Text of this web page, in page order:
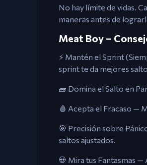
No hay límite de vidas.
maneras antes de
Meat Boy –
⚡ Mantén el Sprint
sprint te da mejores
🧱 Domina el Salto en
🩸 Acepta el Fracaso —
🎯 Precisión sobre
saltos ajustados.
💀 Mira tus Fantasmas —